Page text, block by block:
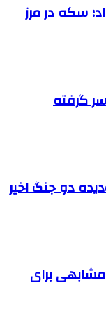
سکه در مرز
گرفته
دو جنگ اخیر
برای